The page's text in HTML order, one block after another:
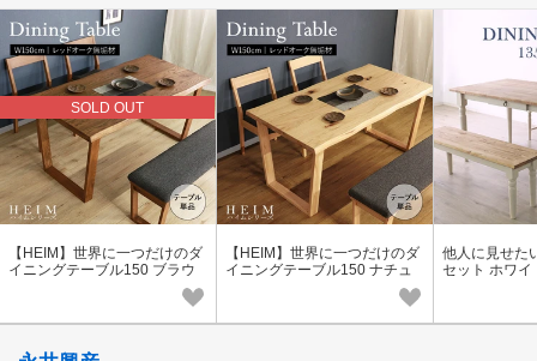
SOLD OUT
【HEIM】世界に一つだけのダ
イニングテーブル150 ブラウ
【HEIM】世界に一つだけのダ
イニングテーブル150 ナチュ
他人に見せた
セット ホワイ